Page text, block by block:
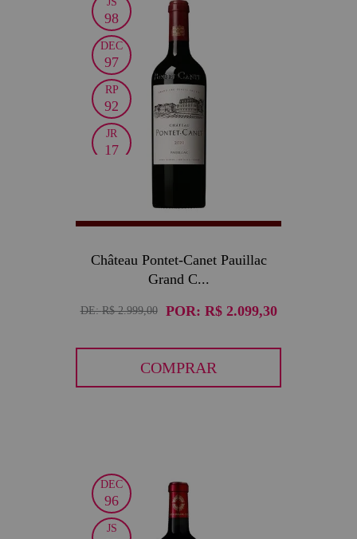
98
DEC
97
RP
92
JR
17
Château Pontet-Canet Pauillac
Grand C...
DE:R$ 2.999,00 POR: R$ 2.099,30
COMPRAR
DEC
96
JS